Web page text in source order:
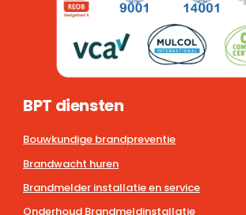
BPT diensten
Bouwkundige brandpreventie
Brandwacht huren
Brandmelder installatie en service
Onderhoud Brandmeldinstallatie